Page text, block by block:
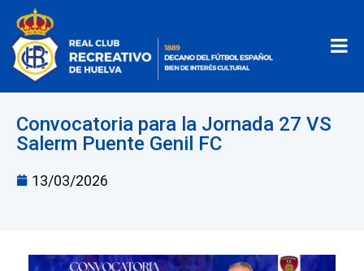
Convocatoria para la Jornada 27 VS
Salerm Puente Genil FC
13/03/2026